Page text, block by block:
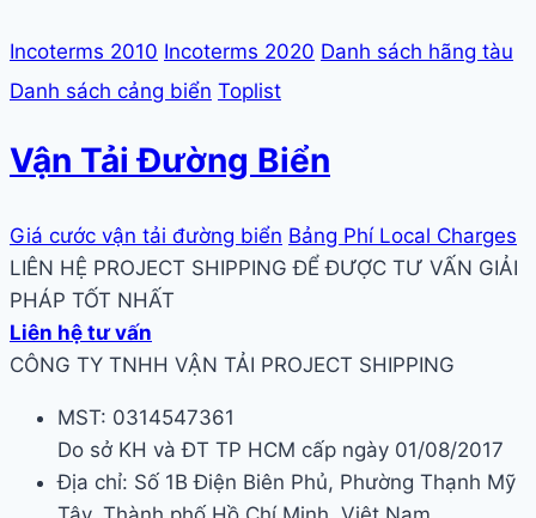
Incoterms 2010 Incoterms 2020 Danh sách hãng tàu
Danh sách cảng biển Toplist
Vận Tải Đường Biển
Giá cước vận tải đường biển Bảng Phí Local Charges
LIÊN HỆ PROJECT SHIPPING ĐỂ ĐƯỢC TƯ VẤN GIẢI
PHÁP TỐT NHẤT
Liên hệ tư vấn
CÔNG TY TNHH VẬN TẢI PROJECT SHIPPING
MST: 0314547361
Do sở KH và ĐT TP HCM cấp ngày 01/08/2017
Địa chỉ: Số 1B Điện Biên Phủ, Phường Thạnh Mỹ